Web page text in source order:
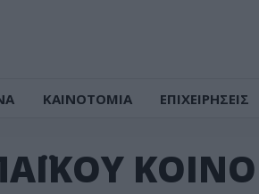
ΚΑΙΝΟΤΟΜΙΑ ΕΠΙΧΕΙΡΗΣΕΙΣ